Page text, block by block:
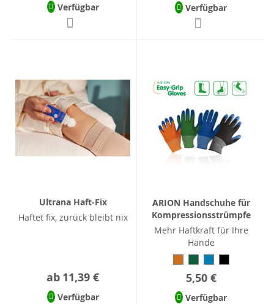
Verfügbar Verfügbar
Ultrana Haft-Fix
Haftet fix, zurück bleibt nix
ab 11,39 €
Verfügbar
ARION Handschuhe für
Kompressionsstrümpfe
Mehr Haftkraft für Ihre
Hände
5,50 €
Verfügbar